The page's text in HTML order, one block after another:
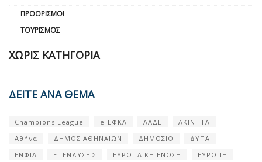
ΠΡΟΟΡΙΣΜΟΊ
ΤΟΥΡΙΣΜΌΣ
ΧΩΡΊΣ ΚΑΤΗΓΟΡΊΑ
ΔΕΙΤΕ ΑΝΑ ΘΕΜΑ
Champions League e-ΕΦΚΑ ΑΑΔΕ
ΑΚΙΝΗΤΑ
Αθήνα
ΔΗΜΟΣ ΑΘΗΝΑΙΩΝ ΔΗΜΟΣΙΟ
ΔΥΠΑ
ΕΝΦΙΑ
ΕΠΕΝΔΥΣΕΙΣ ΕΥΡΩΠΑΪΚΗ ΕΝΩΣΗ
ΕΥΡΩΠΗ